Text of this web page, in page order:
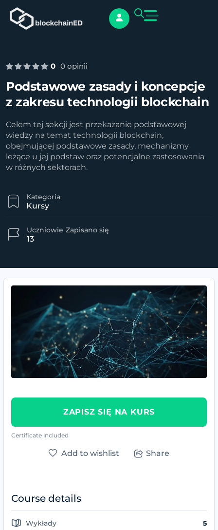
0 0 opinii
Podstawowe zasady i koncepcje
z zakresu technologii blockchain
Celem tej sekcji jest przekazanie podstawowej
wiedzy na temat technologii blockchain,
obejmującej podstawowe zasady, mechanizmy
leżące u jej podstaw oraz potencjalne zastosowania
w różnych sektorach.
Kategoria
Kursy
13
Uczniowie Zapisano się
ZAPISZ SIĘ NA KURS
Certificate included
Add to wishlist Share
Course details
Wykłady 5